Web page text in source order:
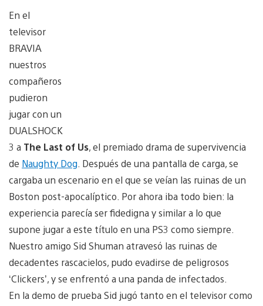
En el
televisor
BRAVIA
nuestros
compañeros
pudieron
jugar con un
DUALSHOCK
3 a The Last of Us, el premiado drama de supervivencia
de Naughty Dog . Después de una pantalla de carga, se
cargaba un escenario en el que se veían las ruinas de un
Boston post-apocalíptico. Por ahora iba todo bien: la
experiencia parecía ser fidedigna y similar a lo que
supone jugar a este título en una PS3 como siempre.
Nuestro amigo Sid Shuman atravesó las ruinas de
decadentes rascacielos, pudo evadirse de peligrosos
‘Clickers’, y se enfrentó a una panda de infectados.
En la demo de prueba Sid jugó tanto en el televisor como